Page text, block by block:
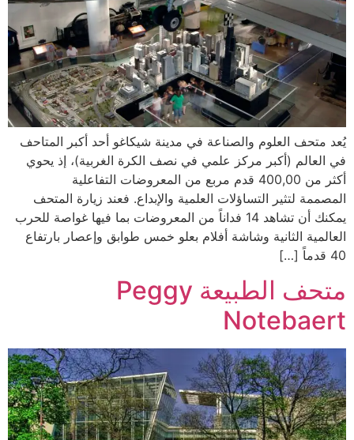
يُعد متحف العلوم والصناعة في مدينة شيكاغو أحد أكبر المتاحف
في العالم (أكبر مركز علمي في نصف الكرة الغربية)، إذ يحوي
أكثر من 400,00 قدم مربع من المعروضات التفاعلية
المصممة لتثير التساؤلات العلمية والإبداع. فعند زيارة المتحف
يمكنك أن تشاهد 14 فداناً من المعروضات بما فيها غواصة للحرب
العالمية الثانية وشاشة أفلام بعلو خمس طوابق وإعصار بارتفاع
40 قدماً […]
متحف الطبيعة Peggy
Notebaert